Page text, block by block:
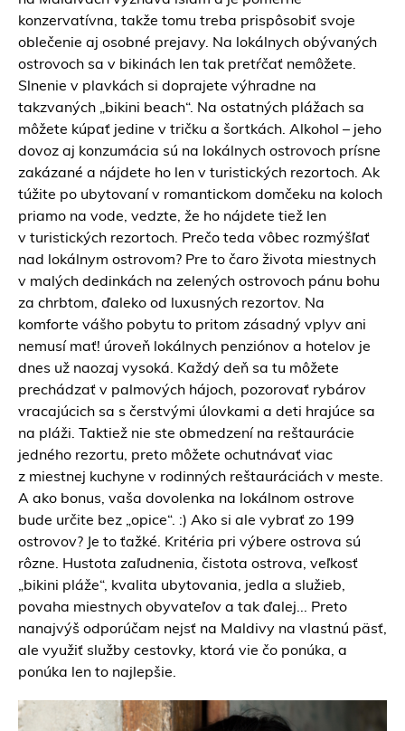
konzervatívna, takže tomu treba prispôsobiť svoje
oblečenie aj osobné prejavy. Na lokálnych obývaných
ostrovoch sa v bikinách len tak pretŕčať nemôžete.
Slnenie v plavkách si doprajete výhradne na
takzvaných „bikini beach“. Na ostatných plážach sa
môžete kúpať jedine v tričku a šortkách. Alkohol – jeho
dovoz aj konzumácia sú na lokálnych ostrovoch prísne
zakázané a nájdete ho len v turistických rezortoch. Ak
túžite po ubytovaní v romantickom domčeku na koloch
priamo na vode, vedzte, že ho nájdete tiež len
v turistických rezortoch. Prečo teda vôbec rozmýšľať
nad lokálnym ostrovom? Pre to čaro života miestnych
v malých dedinkách na zelených ostrovoch pánu bohu
za chrbtom, ďaleko od luxusných rezortov. Na
komforte vášho pobytu to pritom zásadný vplyv ani
nemusí mať! úroveň lokálnych penziónov a hotelov je
dnes už naozaj vysoká. Každý deň sa tu môžete
prechádzať v palmových hájoch, pozorovať rybárov
vracajúcich sa s čerstvými úlovkami a deti hrajúce sa
na pláži. Taktiež nie ste obmedzení na reštaurácie
jedného rezortu, preto môžete ochutnávať viac
z miestnej kuchyne v rodinných reštauráciách v meste.
A ako bonus, vaša dovolenka na lokálnom ostrove
bude určite bez „opice“. :) Ako si ale vybrať zo 199
ostrovov? Je to ťažké. Kritéria pri výbere ostrova sú
rôzne. Hustota zaľudnenia, čistota ostrova, veľkosť
„bikini pláže“, kvalita ubytovania, jedla a služieb,
povaha miestnych obyvateľov a tak ďalej... Preto
nanajvýš odporúčam nejsť na Maldivy na vlastnú päsť,
ale využiť služby cestovky, ktorá vie čo ponúka, a
ponúka len to najlepšie.